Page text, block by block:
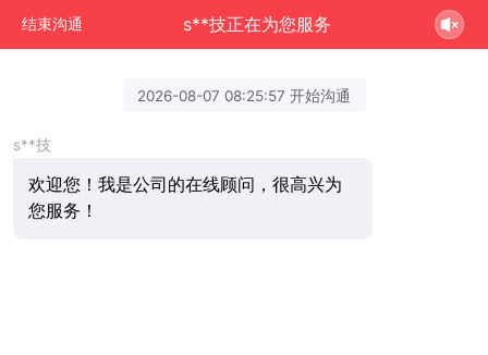
结束沟通 s**技正在为您服务
2026-08-07 08:25:57 开始沟通
s**技
欢迎您！我是公司的在线顾问，很高兴为
您服务！